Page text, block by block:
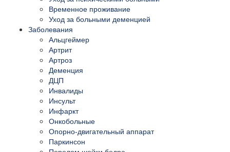
Временное проживание
Уход за больными деменцией
Заболевания
Альцгеймер
Артрит
Артроз
Деменция
ДЦП
Инвалиды
Инсульт
Инфаркт
Онкобольные
Опорно-двигательный аппарат
Паркинсон